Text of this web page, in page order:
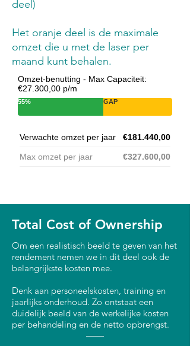
deel)
Het oranje deel is de maximale
omzet die u met de laser per
maand kunt behalen.
Omzet-benutting - Max Capaciteit:
€27.300,00 p/m
55% GAP
Verwachte omzet per jaar €181.440,00
Max omzet per jaar €327.600,00
Total Cost of Ownership
Om een realistisch beeld te geven van het
rendement nemen we in dit deel ook de
belangrijkste kosten mee.
Denk aan personeelskosten, training en
jaarlijks onderhoud. Zo ontstaat een
duidelijk beeld van de werkelijke kosten
per behandeling en de netto opbrengst.